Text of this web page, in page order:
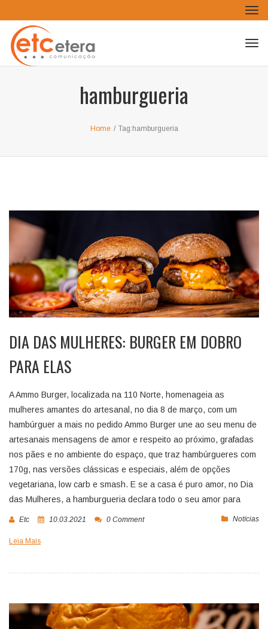
hamburgueria
Home / Tag: hamburgueria
DIA DAS MULHERES: BURGER EM DOBRO
PARA ELAS
A Ammo Burger, localizada na 110 Norte, homenageia as
mulheres amantes do artesanal, no dia 8 de março, com um
hambúrguer a mais no pedido Ammo Burger une ao seu menu de
artesanais mensagens de amor e respeito ao próximo, grafadas
nos pães e no ambiente do espaço, que traz hambúrgueres com
170g, nas versões clássicas e especiais, além de opções
vegetariana, low carb e smash. E se a casa é puro amor, no Dia
das Mulheres, a hamburgueria declara todo o seu amor para
Etc 10.03.2021 Notícias
0 Comment
Leia Mais